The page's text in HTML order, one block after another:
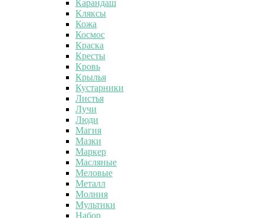
Карандаш
Кляксы
Кожа
Космос
Краска
Кресты
Кровь
Крылья
Кустарники
Листья
Лучи
Люди
Магия
Мазки
Маркер
Масляные
Меловые
Металл
Молния
Мультики
Набор